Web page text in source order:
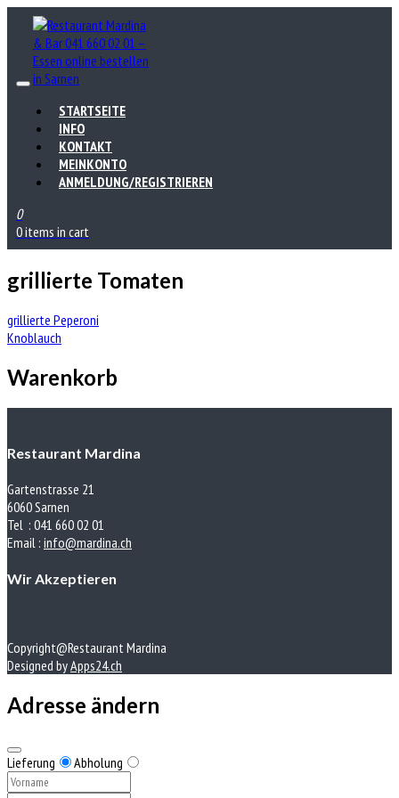
STARTSEITE
INFO
KONTAKT
MEINKONTO
ANMELDUNG/REGISTRIEREN
0
0 items in cart
grillierte Tomaten
Beitrags-
Navigation
grillierte Peperoni
Knoblauch
Warenkorb
Restaurant Mardina
Gartenstrasse 21
6060 Sarnen
Tel : 041 660 02 01
Email : info@mardina.ch
Wir Akzeptieren
Copyright@Restaurant Mardina
Designed byApps24.ch
Adresse ändern
Lieferung Abholung